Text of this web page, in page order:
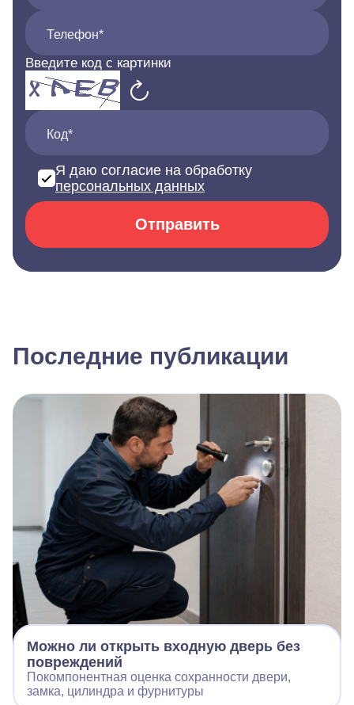
Телефон*
Введите код с картинки
Код*
Я даю согласие на обработку
персональных данных
Отправить
Последние публикации
Можно ли открыть входную дверь без
повреждений
Покомпонентная оценка сохранности двери,
замка, цилиндра и фурнитуры